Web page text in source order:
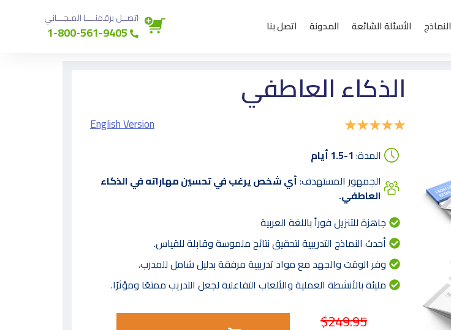
النماذج الأسئلة الشائعة المدونة اتصل بنا اتصــل برقمنــــا المـجـــاني
الذكاء العاطفي
English Version
المدة:1-1.5 أيام
الجمهور المستهدف:أي شخص يرغب في تحسين مهاراته في الذكاء
العاطفي.
جاهزة للتنزيل فوراً باللغة العربية
أحدث النماذج التدريبية لتحقيق نتائج ملموسة وقابلة للقياس.
وفر الوقت والجهد مع مواد تدريبية مرفقة بدليل شامل للمدرب.
مليئة بالأنشطة العملية والألعاب التفاعلية لجعل التدريب ممتعًا ومؤثرًا.
$249.95